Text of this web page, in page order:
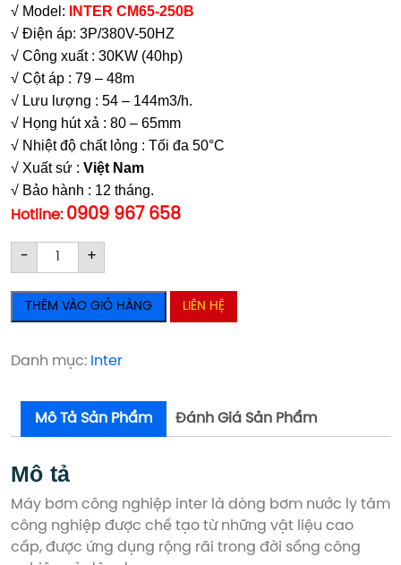
√ Model:
NTER CM65-250B
√ Điện áp: 3P/380V-50HZ
√ Công xuất : 30KW (40hp)
√ Cột áp : 79 – 48m
√ Lưu lượng : 54 – 144m3/h.
√ Họng hút xả : 80 – 65mm
√ Nhiệt độ chất lỏng : Tối đa 50°C
√ Xuất sứ : Việt Nam
√ Bảo hành : 12 tháng.
Hotline: 0909 967 658
Bơm
công
nghiệp
250B
số
lượng
-
Bơm
công
nghiệp
250B
số
lượng
+
THÊM VÀO GIỎ HÀNG LIÊN HỆ
Danh mục: Inter
Mô Tả Sản Phẩm Đánh Giá Sản Phẩm
Mô tả
Máy bơm công nghiệp inter là dòng bơm nước ly tâm
công nghiệp được chế tạo từ những vật liệu cao
cấp, được ứng dụng rộng rãi trong đời sống công